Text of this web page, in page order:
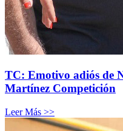
TC: Emotivo adiós de
Martínez Competición
Leer Más >>